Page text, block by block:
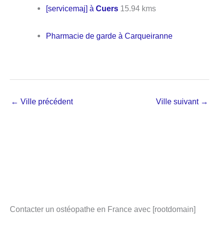
[servicemaj] àCuers 15.94 kms
Pharmacie de garde à Carqueiranne
← Ville précédent Ville suivant →
Contacter un ostéopathe en France avec [rootdomain]